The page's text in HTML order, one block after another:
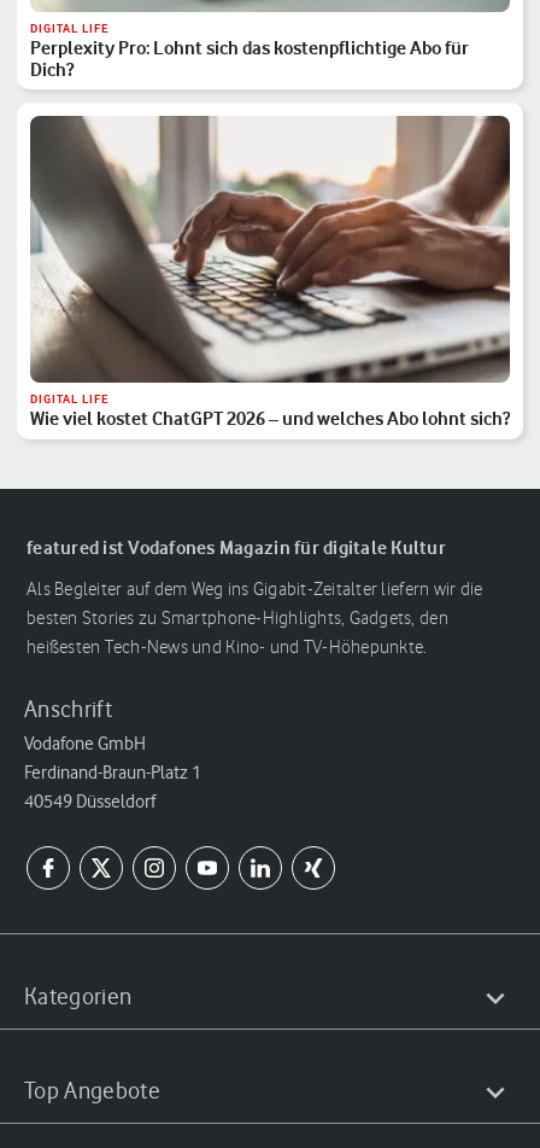
DIGITAL LIFE
Perplexity Pro: Lohnt sich das kostenpflichtige Abo für
Dich?
DIGITAL LIFE
Wie viel kostet ChatGPT 2026 – und welches Abo lohnt sich?
featured ist Vodafones Magazin für digitale Kultur
Als Begleiter auf dem Weg ins Gigabit-Zeitalter liefern wir die
besten Stories zu Smartphone-Highlights, Gadgets, den
heißesten Tech-News und Kino- und TV-Höhepunkte.
Anschrift
Vodafone GmbH
Ferdinand-Braun-Platz 1
40549 Düsseldorf
Kategorien
Top Angebote